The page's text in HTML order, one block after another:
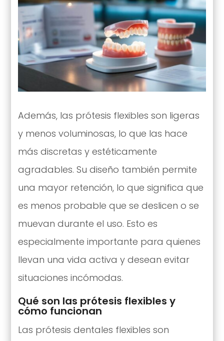
Además, las prótesis flexibles son ligeras
y menos voluminosas, lo que las hace
más discretas y estéticamente
agradables. Su diseño también permite
una mayor retención, lo que significa que
es menos probable que se deslicen o se
muevan durante el uso. Esto es
especialmente importante para quienes
llevan una vida activa y desean evitar
situaciones incómodas.
Qué son las prótesis flexibles y
cómo funcionan
Las prótesis dentales flexibles son